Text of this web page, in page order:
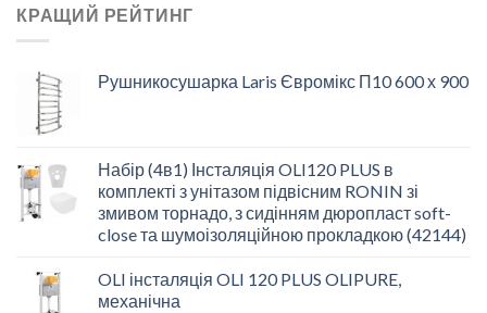
КРАЩИЙ РЕЙТИНГ
Рушникосушарка Laris Євромікс П10 600 х 900
Набір (4в1) Інсталяція OLI120 PLUS в
комплекті з унітазом підвісним RONIN зі
змивом торнадо, з сидінням дюропласт soft-
close та шумоізоляційною прокладкою (42144)
OLI інсталяція OLI 120 PLUS OLIPURE,
механічна